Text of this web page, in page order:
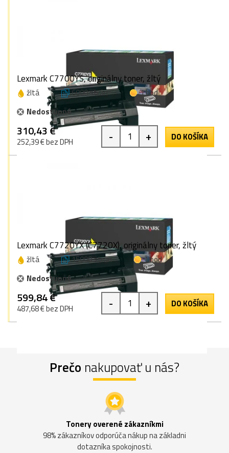
Lexmark C7700YS, originálny toner, žltý
žltá 6000 strán
1 bod
Nedostupné
310,43 €
252,39 € bez DPH - + DO KOŠÍKA
Lexmark C7720YX (C7720X), originálny toner, žltý
žltá 15000 strán
1 bod
Nedostupné
599,84 €
487,68 € bez DPH - + DO KOŠÍKA
Prečo nakupovať u nás?
Tonery overené zákazníkmi
98% zákazníkov odporúča nákup na základni
dotazníka spokojnosti.